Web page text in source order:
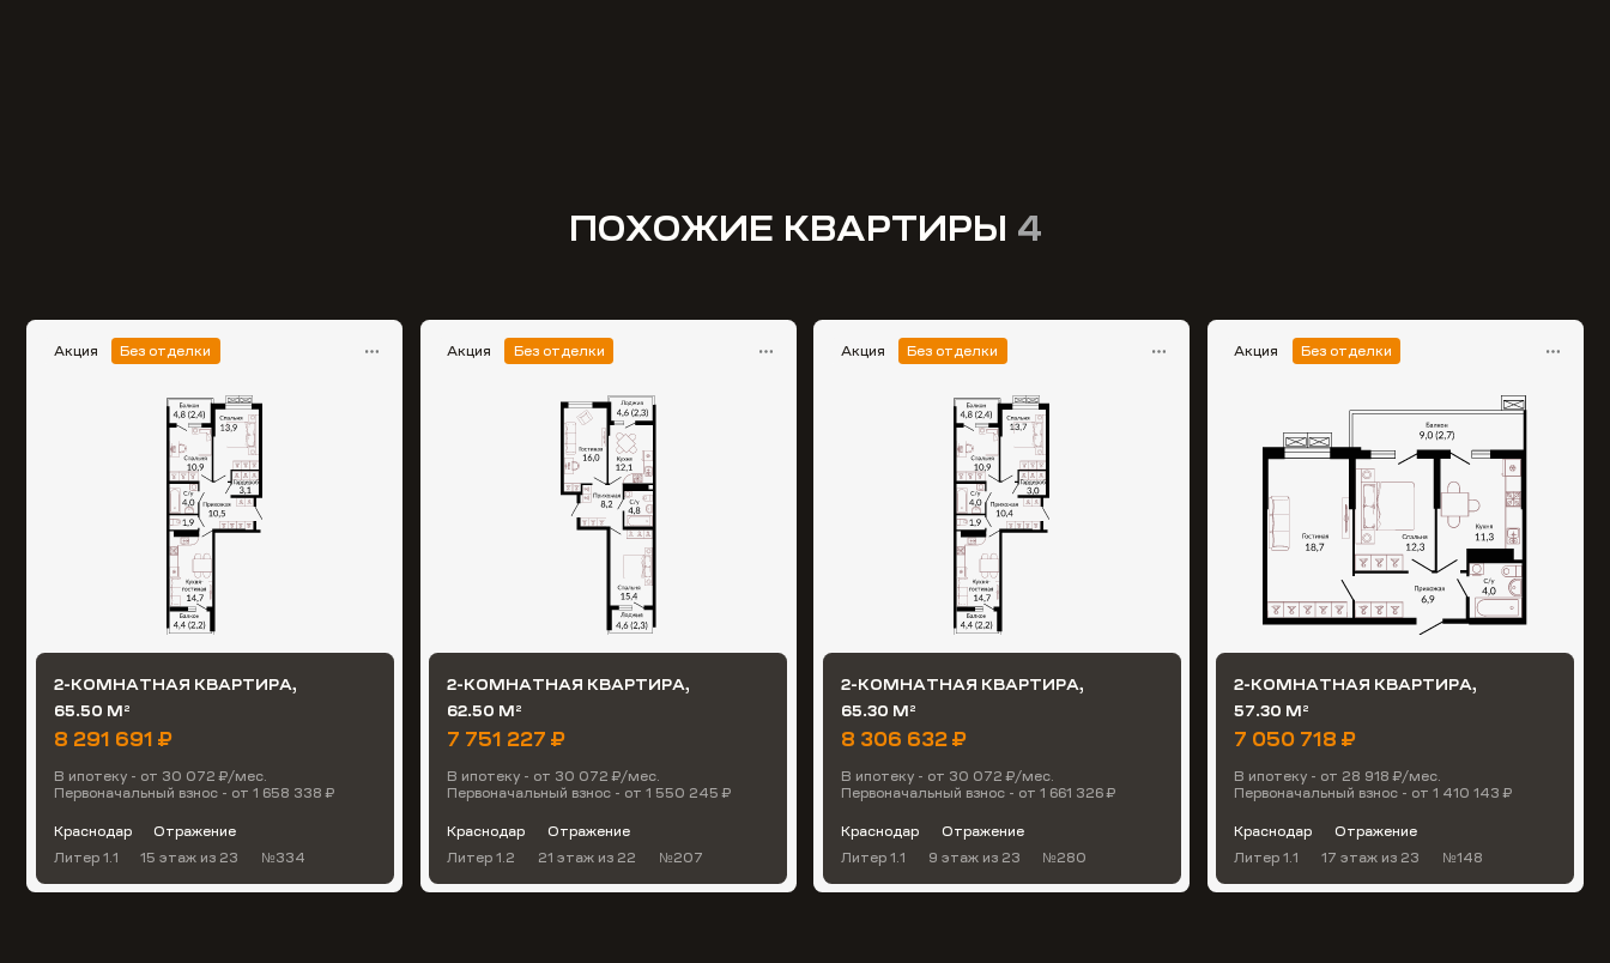
ПОХОЖИЕ КВАРТИРЫ 4
Акция Без отделки
2-КОМНАТНАЯ КВАРТИРА,
65.50 М 2
8 291 691 ₽
В ипотеку - от 30 072 ₽/мес.
Первоначальный взнос - от 1 658 338 ₽
Краснодар
Отражение
Литер 1.1
15 этаж из 23 №334
Акция Без отделки
2-КОМНАТНАЯ КВАРТИРА,
62.50 М 2
7 751 227 ₽
В ипотеку - от 30 072 ₽/мес.
Первоначальный взнос - от 1 550 245 ₽
Краснодар
Отражение
Литер 1.2
21 этаж из 22 №207
Акция Без отделки
2-КОМНАТНАЯ КВАРТИРА,
65.30 М 2
8 306 632 ₽
В ипотеку - от 30 072 ₽/мес.
Первоначальный взнос - от 1 661 326 ₽
Краснодар
Отражение
Литер 1.1
9 этаж из 23 №280
Акция Без отделки
2-КОМНАТНАЯ КВАРТИРА,
57.30 М 2
7 050 718 ₽
В ипотеку - от 28 918 ₽/мес.
Первоначальный взнос - от 1 410 143 ₽
Краснодар
Отражение
Литер 1.1
17 этаж из 23 №148